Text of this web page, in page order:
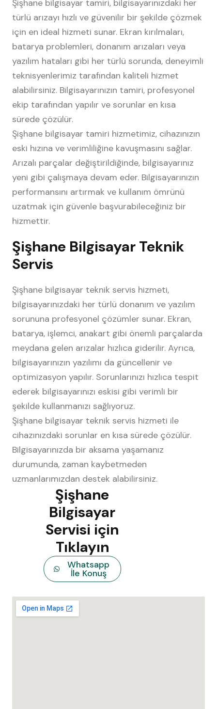
Şişhane bilgisayar tamiri, bilgisayarınızdaki her
türlü arızayı hızlı ve güvenilir bir şekilde çözmek
için en ideal hizmeti sunar. Ekran kırılmaları,
batarya problemleri, donanım arızaları veya
yazılım hataları gibi her türlü sorunda, deneyimli
teknisyenlerimiz tarafından kaliteli hizmet
alabilirsiniz. Bilgisayarınızın tamiri, profesyonel
ekip tarafından yapılır ve sorunlar en kısa
sürede çözülür.
Şişhane bilgisayar tamiri hizmetimiz, cihazınızın
eski hızına ve verimliliğine kavuşmasını sağlar.
Arızalı parçalar değiştirildiğinde, bilgisayarınız
yeni gibi çalışmaya devam eder. Bilgisayarınızın
performansını artırmak ve kullanım ömrünü
uzatmak için güvenle başvurabileceğiniz bir
hizmettir.
Şişhane Bilgisayar Teknik
Servis
Şişhane bilgisayar teknik servis hizmeti,
bilgisayarınızdaki her türlü donanım ve yazılım
sorununa profesyonel çözümler sunar. Ekran,
batarya, işlemci, anakart gibi önemli parçalarda
meydana gelen arızalar hızlıca giderilir. Ayrıca,
bilgisayarınızın yazılımı da güncellenir ve
optimizasyon yapılır. Sorunlarınızı hızlıca tespit
ederek bilgisayarınızı eskisi gibi verimli bir
şekilde kullanmanızı sağlıyoruz.
Şişhane bilgisayar teknik servis hizmeti ile
cihazınızdaki sorunlar en kısa sürede çözülür.
Bilgisayarınızda bir aksama yaşamanız
durumunda, zaman kaybetmeden
uzmanlarımızdan destek alabilirsiniz.
Şişhane
Bilgisayar
Servisi için
Tıklayın
Whatsapp
İle Konuş